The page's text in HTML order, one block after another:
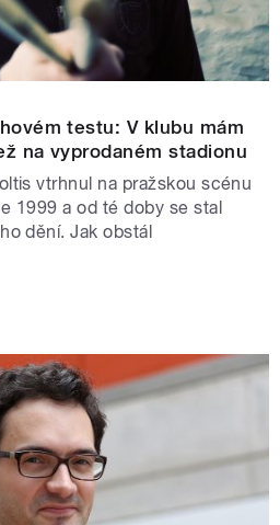
testu: V klubu mám
na vyprodaném stadionu
vtrhnul na pražskou scénu
1999 a od té doby se stal
dění. Jak obstál